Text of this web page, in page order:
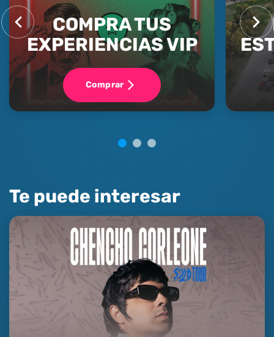
COMPRA TUS
EXPERIENCIAS VIP
Comprar
Te puede interesar